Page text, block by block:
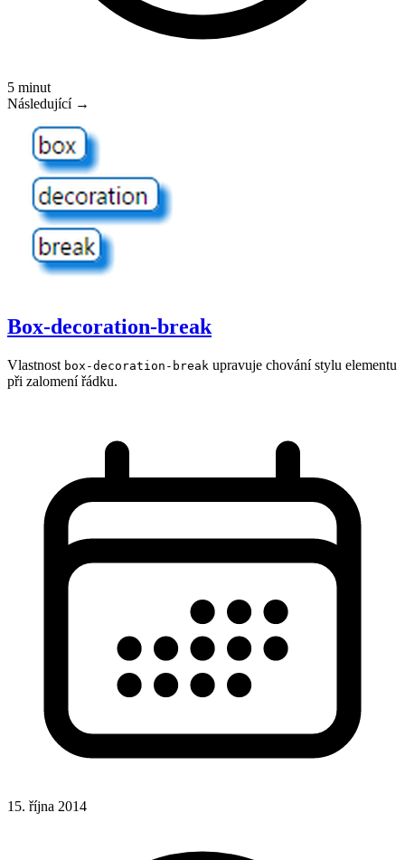
5 minut
Následující →
Box-decoration-break
Vlastnost box-decoration-break upravuje chování stylu elementu
při zalomení řádku.
15. října 2014